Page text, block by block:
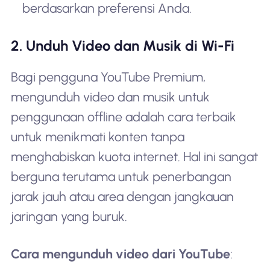
berdasarkan preferensi Anda.
2. Unduh Video dan Musik di Wi-Fi
Bagi pengguna YouTube Premium,
mengunduh video dan musik untuk
penggunaan offline adalah cara terbaik
untuk menikmati konten tanpa
menghabiskan kuota internet. Hal ini sangat
berguna terutama untuk penerbangan
jarak jauh atau area dengan jangkauan
jaringan yang buruk.
Cara mengunduh video dari YouTube: